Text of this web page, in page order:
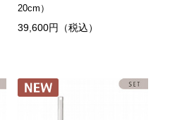
20cm）
39,600円（税込）